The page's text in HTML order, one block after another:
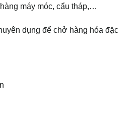
máy móc, cẩu tháp,…
dụng để chở hàng hóa đặc